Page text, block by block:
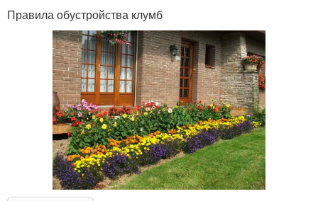
Правила обустройства клумб